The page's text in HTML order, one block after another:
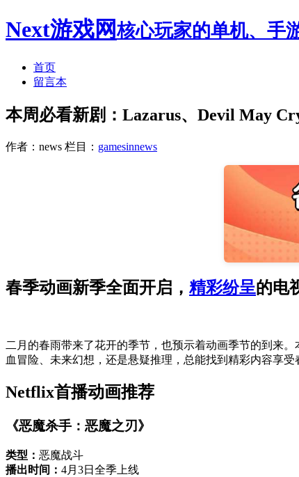
Next游戏网核心玩家的单机、手
首页
留言本
本周必看新剧：Lazarus、Devil May
作者：news 栏目： gamesinnews
春季动画新季全面开启， 精彩纷呈的电
二月的春雨带来了花开的季节，也预示着动画季节的到来
血冒险、未来幻想，还是悬疑推理，总能找到精彩内容享
Netflix首播动画推荐
《恶魔杀手：恶魔之刃》
类型： 恶魔战斗
播出时间： 4月3日全季上线